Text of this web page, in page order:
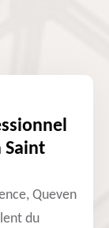
Saint
Queven
du